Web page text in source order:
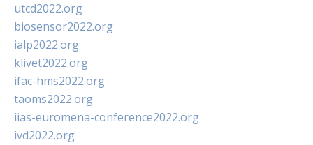
utcd2022.org
biosensor2022.org
ialp2022.org
klivet2022.org
ifac-hms2022.org
taoms2022.org
iias-euromena-conference2022.org
ivd2022.org